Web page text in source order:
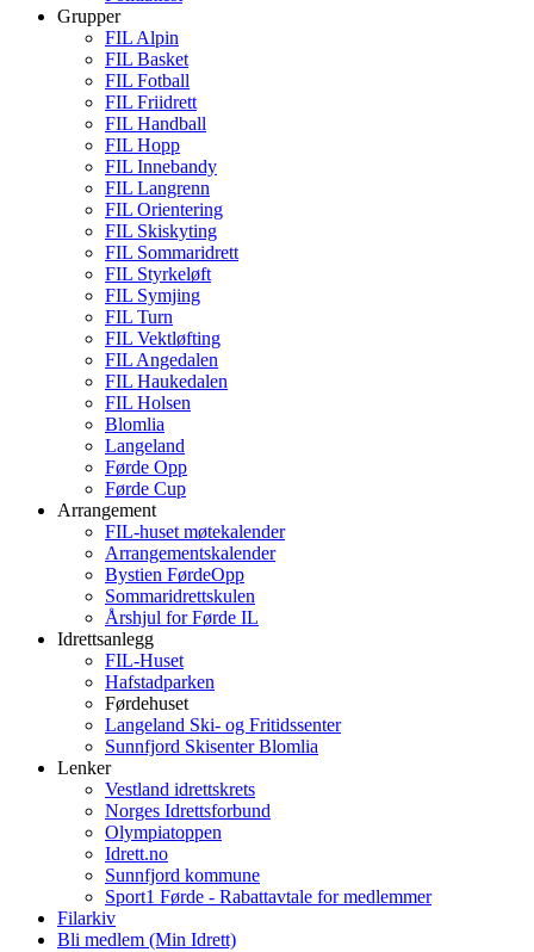
Grupper
FIL Alpin
FIL Basket
FIL Fotball
FIL Friidrett
FIL Handball
FIL Hopp
FIL Innebandy
FIL Langrenn
FIL Orientering
FIL Skiskyting
FIL Sommaridrett
FIL Styrkeløft
FIL Symjing
FIL Turn
FIL Vektløfting
FIL Angedalen
FIL Haukedalen
FIL Holsen
Blomlia
Langeland
Førde Opp
Førde Cup
Arrangement
FIL-huset møtekalender
Arrangementskalender
Bystien FørdeOpp
Sommaridrettskulen
Årshjul for Førde IL
Idrettsanlegg
FIL-Huset
Hafstadparken
Førdehuset
Langeland Ski- og Fritidssenter
Sunnfjord Skisenter Blomlia
Lenker
Vestland idrettskrets
Norges Idrettsforbund
Olympiatoppen
Idrett.no
Sunnfjord kommune
Sport1 Førde - Rabattavtale for medlemmer
Filarkiv
Bli medlem (Min Idrett)